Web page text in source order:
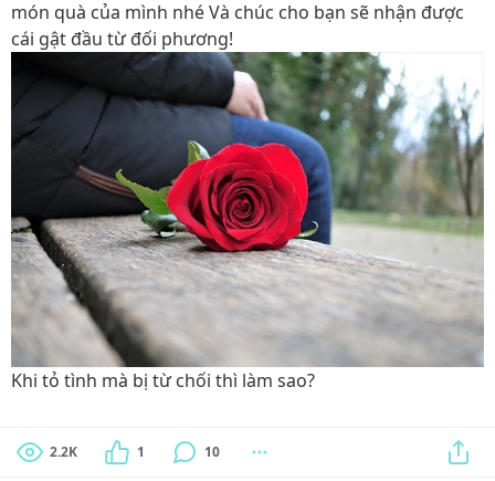
món quà của mình nhé Và chúc cho bạn sẽ nhận được
cái gật đầu từ đối phương!
Khi tỏ tình mà bị từ chối thì làm sao?
2.2K 1 10